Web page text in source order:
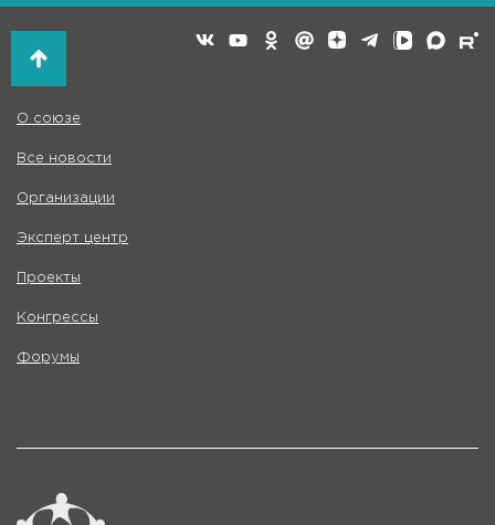
О союзе
Все новости
Организации
Эксперт центр
Проекты
Конгрессы
Форумы